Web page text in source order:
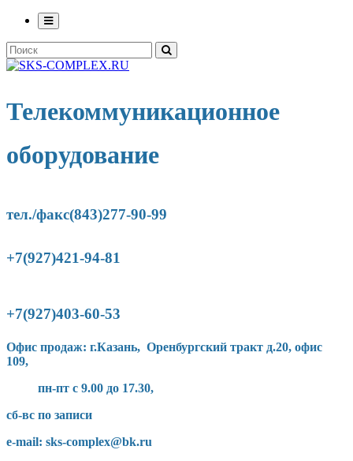
Телекоммуникационное
оборудование
тел./факс(843)277-90-99
+7(927)421-94-81
+7(927)403-60-53
Офис продаж: г.Казань, Оренбургский тракт д.20, офис
109,
пн-пт с 9.00 до 17.30,
сб-вс по записи
e-mail: sks-complex@bk.ru